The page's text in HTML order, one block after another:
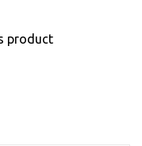
product